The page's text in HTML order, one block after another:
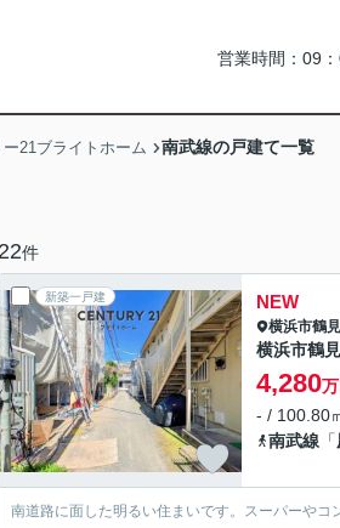
営業時間：09
21ブライトホーム 南武線の戸建て一覧
22件
新築一戸建 NEW
横浜市鶴
横浜市鶴
4,280
- / 100.80
南武線 「
南道路に面した明るい住まいです。スーパーやコ